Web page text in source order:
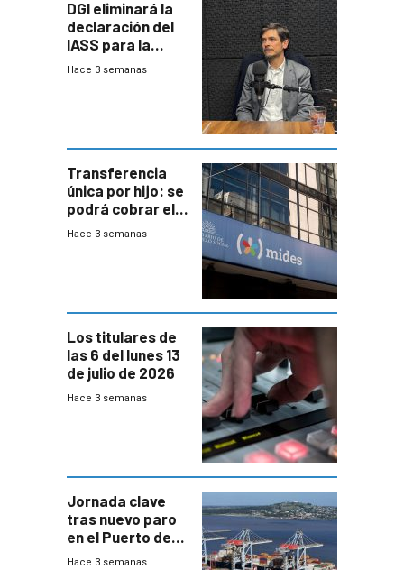
DGI eliminará la
declaración del
IASS para la
mayoría de los
Hace 3 semanas
Transferencia
única por hijo: se
podrá cobrar el
100% en efectivo
Hace 3 semanas
Los titulares de
las 6 del lunes 13
de julio de 2026
Hace 3 semanas
Jornada clave
tras nuevo paro
en el Puerto de
Montevideo
Hace 3 semanas